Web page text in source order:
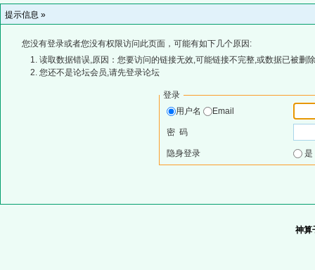
提示信息 »
您没有登录或者您没有权限访问此页面，可能有如下几个原因:
读取数据错误,原因：您要访问的链接无效,可能链接不完整,或数据已被删
您还不是论坛会员,请先登录论坛
登录
用户名
Email
密 码
隐身登录
神算